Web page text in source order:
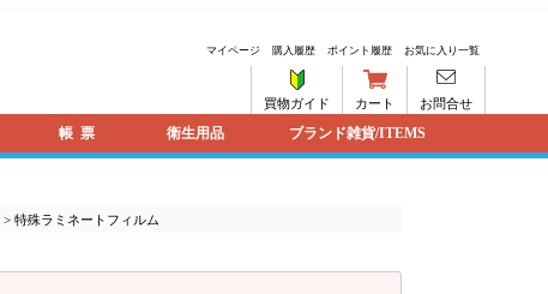
マイページ 購入履歴 ポイント履歴 お気に入り一覧
買物ガイド カート お問合せ
帳票 衛生用品 ブランド雑貨/ITEMS
> 特殊ラミネートフィルム